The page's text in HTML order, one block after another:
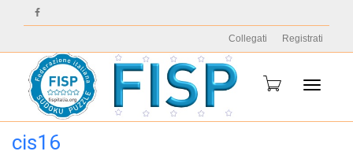
Collegati Registrati
cis16